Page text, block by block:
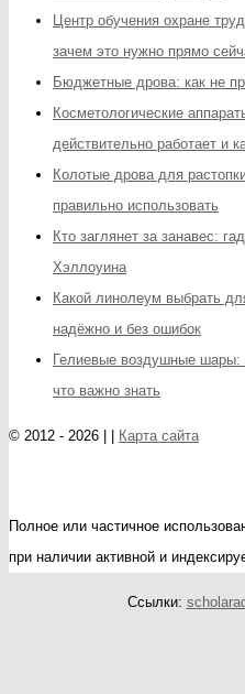
Центр обучения охране
зачем это нужно прямо
Бюджетные дрова: как не
Косметологические
действительно работает и
Колотые дрова для
правильно использовать
Кто заглянет за занавес:
Хэллоуина
Какой линолеум выбрать
надёжно и без ошибок
Гелиевые воздушные шары:
что важно знать
© 2012 - 2026 | | Карта сайта
Полное или частичное
при наличии активной и
Ссылки: